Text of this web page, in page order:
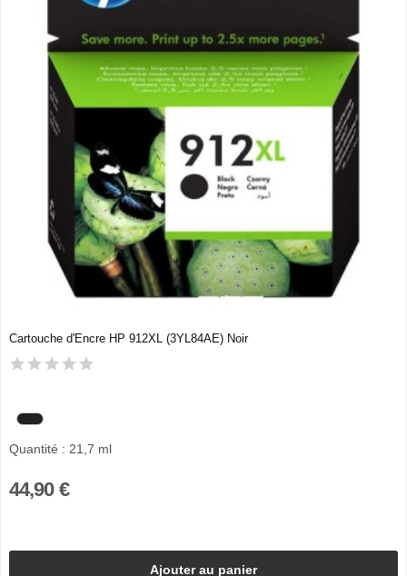
Cartouche d'Encre HP 912XL (3YL84AE) Noir
Quantité : 21,7 ml
44,90 €
Ajouter au panier